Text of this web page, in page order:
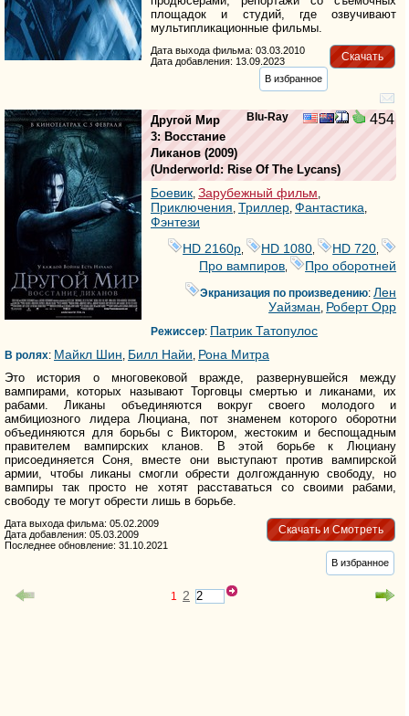
площадок и студий, где озвучивают
мультипликационные фильмы.
Скачать
Дата выхода фильма: 03.03.2010
Дата добавления: 13.09.2023
В избранное
Blu-Ray 454
Другой Мир
3: Восстание
Ликанов (2009)
(Underworld: Rise Of The Lycans)
Боевик, Зарубежный фильм,
Приключения, Триллер, Фантастика,
Фэнтези
HD 2160р
HD 1080 HD 720
Про вампиров Про оборотней
Экранизация по произведению:Лен
Уайзман, Роберт Орр
Режиссер: Патрик Татопулос
В ролях: Майкл Шин, Билл Найи, Рона Митра
Это история о многовековой вражде, развернувшейся между
вампирами, которых называют Торговцы смертью и ликанами, их
рабами. Ликаны объединяются вокруг своего молодого и
амбициозного лидера Люциана, пот знаменем которого оборотни
объединяются для борьбы с Виктором, жестоким и беспощадным
правителем вампирских кланов. В этой борьбе к Люциану
присоединяется Соня, вместе они выступают против вампирской
армии, чтобы ликаны смогли обрести долгожданную свободу, но
вампиры так просто не хотят расставаться со своими рабами,
свободу те могут обрести лишь в борьбе.
Скачать и Смотреть
Дата выхода фильма: 05.02.2009
Дата добавления: 05.03.2009
Последнее обновление: 31.10.2021
В избранное
1 2